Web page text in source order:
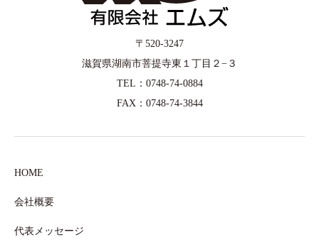
〒520-3247
滋賀県湖南市菩提寺東１丁目２−３
TEL：0748-74-0884
FAX：0748-74-3844
HOME
会社概要
代表メッセージ